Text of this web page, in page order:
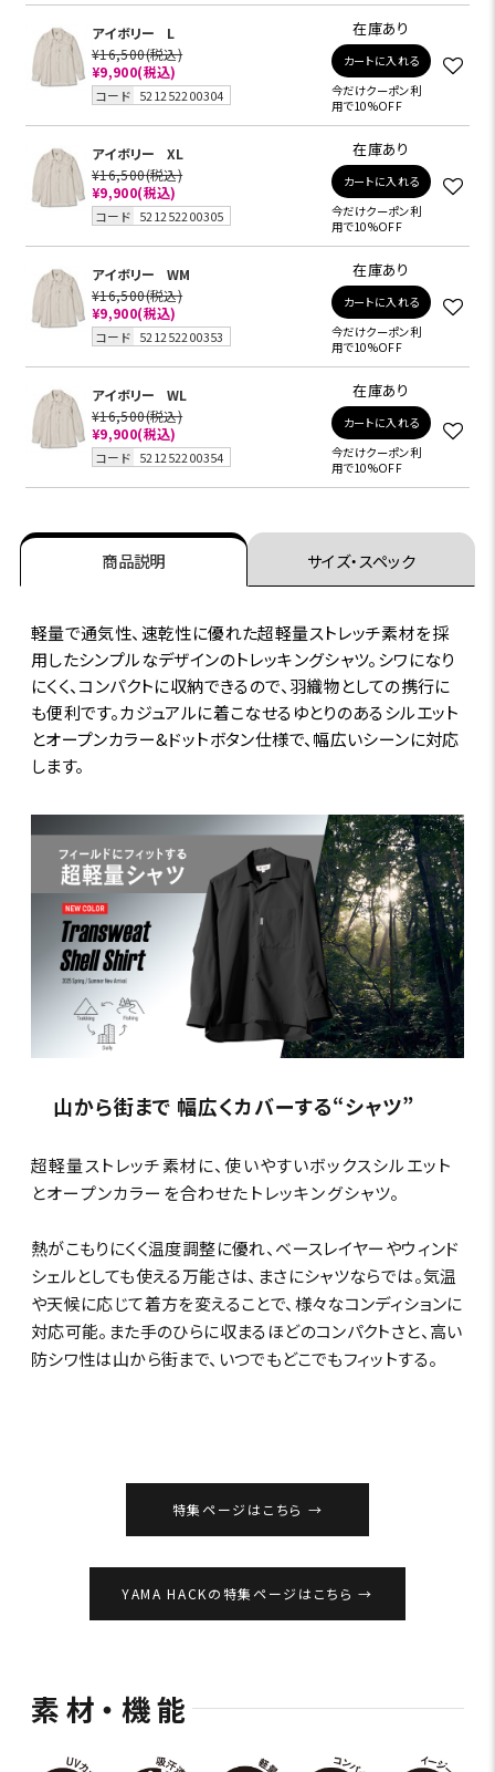
アイボリー
L
¥16,500(税込)
¥9,900(税込)
コード 521252200304
在庫あり
カートに入れる
今だけクーポン利
用で10%OFF
アイボリー
XL
¥16,500(税込)
¥9,900(税込)
コード 521252200305
在庫あり
カートに入れる
今だけクーポン利
用で10%OFF
アイボリー
WM
¥16,500(税込)
¥9,900(税込)
コード 521252200353
在庫あり
カートに入れる
今だけクーポン利
用で10%OFF
アイボリー
WL
¥16,500(税込)
¥9,900(税込)
コード 521252200354
在庫あり
カートに入れる
今だけクーポン利
用で10%OFF
商品説明 サイズ・スペック
軽量で通気性、速乾性に優れた超軽量ストレッチ素材を採
用したシンプルなデザインのトレッキングシャツ。シワになり
にくく、コンパクトに収納できるので、羽織物としての携行に
も便利です。カジュアルに着こなせるゆとりのあるシルエット
とオープンカラー&ドットボタン仕様で、幅広いシーンに対応
します。
山から街まで 幅広くカバーする“シャツ”
超軽量ストレッチ素材に、使いやすいボックスシルエット
とオープンカラーを合わせたトレッキングシャツ。
熱がこもりにくく温度調整に優れ、ベースレイヤーやウィンド
シェルとしても使える万能さは、まさにシャツならでは。気温
や天候に応じて着方を変えることで、様々なコンディションに
対応可能。また手のひらに収まるほどのコンパクトさと、高い
防シワ性は山から街まで、いつでもどこでもフィットする。
特集ページはこちら
YAMA HACKの特集ページはこちら
素材・機能